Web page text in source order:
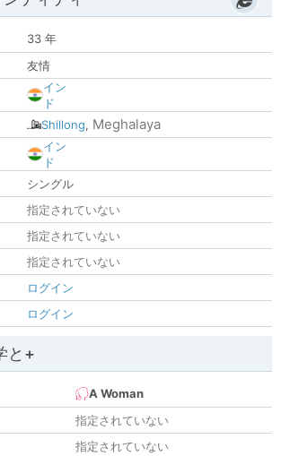
33 年
友情
イン
ド
Shillong, Meghalaya
イン
ド
シングル
指定されていない
指定されていない
指定されていない
ログイン
ログイン
と+
A Woman
指定されていない
指定されていない